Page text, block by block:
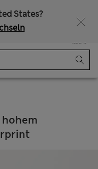
States?
Tasche